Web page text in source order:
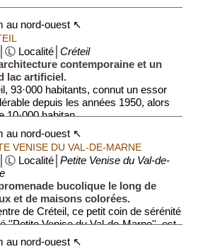
au nord-ouest ↖
Localité│Créteil
contemporaine et un
lac artificiel.
93·000 habitants, connut un essor
depuis les années 1950, alors
10·000 habitan...
au nord-ouest ↖
VENISE DU VAL-DE-MARNE
Localité│Petite Venise du Val-de-
bucolique le long de
et de maisons colorées.
de Créteil, ce petit coin de sérénité
''Petite Venise du Val-de-Marne'', est
au nord-ouest ↖